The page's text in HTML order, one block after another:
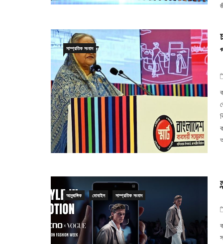
সাম্প্রতিক সংবাদ
আনুষাঙ্গিক মোবাইল সাম্প্রতিক সংবাদ